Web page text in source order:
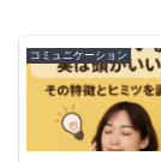
コミュニケーション